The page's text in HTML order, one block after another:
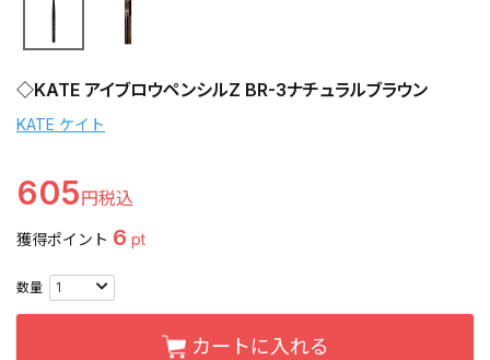
◇KATE アイブロウペンシルZ BR-3ナチュラルブラウン
KATE ケイト
605
獲得ポイント 6 pt
カートに入れる